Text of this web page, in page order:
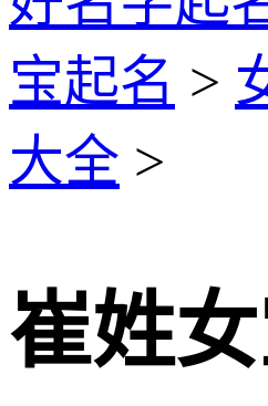
宝起名 >
大全 >
崔姓